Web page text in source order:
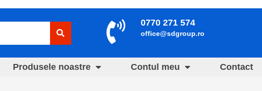
0770 271 574
office@sdgroup.ro
Produsele noastre Contul meu Contact